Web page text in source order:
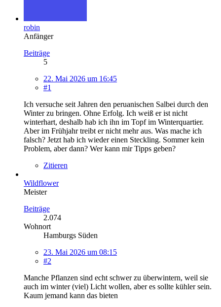
robin
Anfänger
Beiträge
5
22. Mai 2026 um 16:45
#1
Ich versuche seit Jahren den peruanischen Salbei durch den
Winter zu bringen. Ohne Erfolg. Ich weiß er ist nicht
winterhart, deshalb hab ich ihn im Topf im Winterquartier.
Aber im Frühjahr treibt er nicht mehr aus. Was mache ich
falsch? Jetzt hab ich wieder einen Steckling. Sommer kein
Problem, aber dann? Wer kann mir Tipps geben?
Zitieren
Wildflower
Meister
Beiträge
2.074
Wohnort
Hamburgs Süden
23. Mai 2026 um 08:15
#2
Manche Pflanzen sind echt schwer zu überwintern, weil sie
auch im winter (viel) Licht wollen, aber es sollte kühler sein.
Kaum jemand kann das bieten